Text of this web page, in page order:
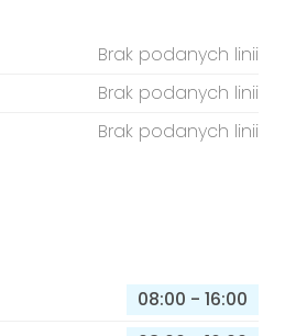
Brak podanych linii
Brak podanych linii
Brak podanych linii
08:00 - 16:00